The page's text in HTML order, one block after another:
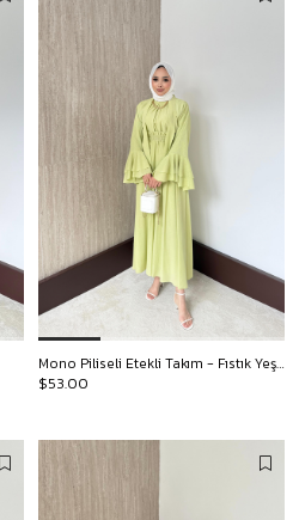
Mono Piliseli Etekli Takım - Fıstık Yeşili
$53.00